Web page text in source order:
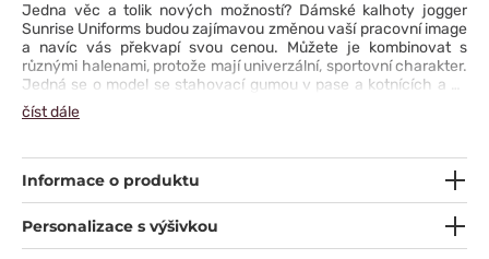
Jedna věc a tolik nových možností? Dámské kalhoty jogger
Sunrise Uniforms budou zajímavou změnou vaší pracovní image
a navíc vás překvapí svou cenou. Můžete je kombinovat s
různými halenami, protože mají univerzální, sportovní charakter.
Jedná se o model se stahovací gumou v pase a kotnících a se
zúženými nohavicemi, které pěkně padnou a dodávají vám pocit
pohodlí a ženskosti. Ve dvou bočních kapsách najdete prostor
pracovního dne.
číst dále
Informace o produktu
Personalizace s výšivkou